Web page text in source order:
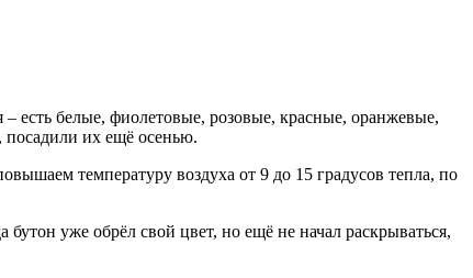
есть белые, фиолетовые, розовые, красные, оранжевые,
их ещё осенью.
температуру воздуха от 9 до 15 градусов тепла, по
уже обрёл свой цвет, но ещё не начал раскрываться,